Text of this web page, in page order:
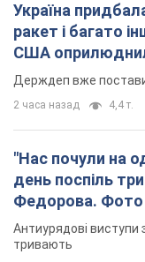
Україна
ракет і багато
США
Держдеп вже
2 часа назад 4,4 т.
"Нас почули на
день поспіль
Федорова. Фото
Антиурядові
тривають